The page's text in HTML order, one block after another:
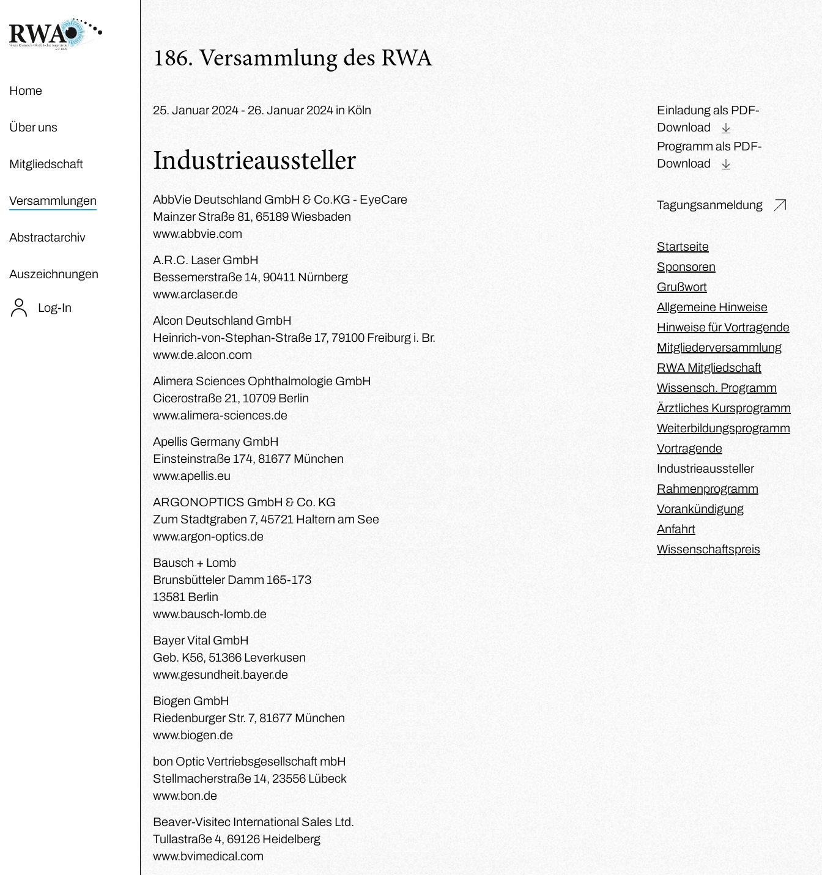
Home
Über uns
Mitgliedschaft
Versammlungen
Abstractarchiv
Auszeichnungen
Log-In
186. Versammlung des RWA
25. Januar 2024 - 26. Januar 2024 in Köln
Industrieaussteller
AbbVie Deutschland GmbH & Co.KG - EyeCare
Mainzer Straße 81, 65189 Wiesbaden
www.abbvie.com
A.R.C. Laser GmbH
Bessemerstraße 14, 90411 Nürnberg
www.arclaser.de
Alcon Deutschland GmbH
Heinrich-von-Stephan-Straße 17, 79100 Freiburg i. Br.
www.de.alcon.com
Alimera Sciences Ophthalmologie GmbH
Cicerostraße 21, 10709 Berlin
www.alimera-sciences.de
Apellis Germany GmbH
Einsteinstraße 174, 81677 München
www.apellis.eu
ARGONOPTICS GmbH & Co. KG
Zum Stadtgraben 7, 45721 Haltern am See
www.argon-optics.de
Bausch + Lomb
Brunsbütteler Damm 165-173
13581 Berlin
www.bausch-lomb.de
Bayer Vital GmbH
Geb. K56, 51366 Leverkusen
www.gesundheit.bayer.de
Biogen GmbH
Riedenburger Str. 7, 81677 München
www.biogen.de
bon Optic Vertriebsgesellschaft mbH
Stellmacherstraße 14, 23556 Lübeck
www.bon.de
Beaver-Visitec International Sales Ltd.
Tullastraße 4, 69126 Heidelberg
www.bvimedical.com
Einladung als PDF-
Download
Programm als PDF-
Download
Tagungsanmeldung
Startseite
Sponsoren
Grußwort
Allgemeine Hinweise
Hinweise für Vortragende
Mitgliederversammlung
RWA Mitgliedschaft
Wissensch. Programm
Ärztliches Kursprogramm
Weiterbildungsprogramm
Vortragende
Industrieaussteller
Rahmenprogramm
Vorankündigung
Anfahrt
Wissenschaftspreis